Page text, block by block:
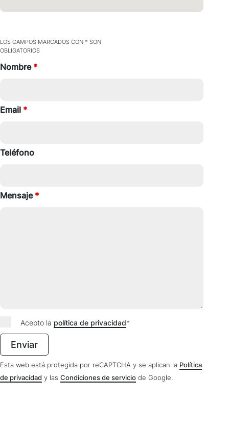
LOS CAMPOS MARCADOS CON * SON
OBLIGATORIOS
Nombre *
Email *
Teléfono
Mensaje *
Acepto la política de privacidad*
Esta web está protegida por reCAPTCHA y se aplican la Política
de privacidad y las Condiciones de servicio de Google.